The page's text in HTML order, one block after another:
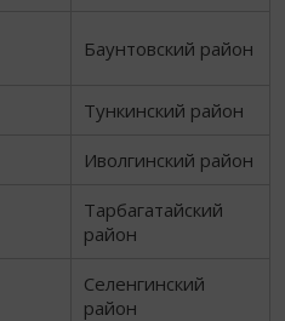
Баунтовский район
Тункинский район
Иволгинский район
Тарбагатайский
район
Селенгинский
район